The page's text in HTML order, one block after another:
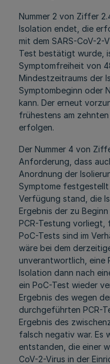
Nummer 2 von Ziffer
Isolation endet, die
mit dem SARS-CoV-2-
Test bestätigt wurde,
Symptomfreiheit von
Mindestzeitraums der
Symptombeginn oder
kann. Der erneut
frühestens am
erfolgen.
Der Nummer 4 von
Anforderung, dass
Anordnung der
Symptome
Verfügung stand, die
Ergebnis der zu
PCR-Testung vorliegt,
PoC-Tests sind im
wäre bei dem
unverantwortlich, eine
Isolation dann nach
ein PoC-Test wieder
Ergebnis des wegen
durchgeführten PCR-
Ergebnis des
falsch negativ war. Es
entstanden, die einer
CoV-2-Virus in der